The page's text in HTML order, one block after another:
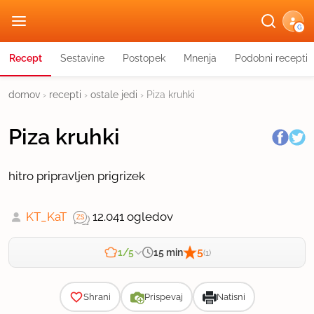
G
Recept Sestavine Postopek Mnenja Podobni recepti
domov › recepti › ostale jedi › Piza kruhki
Piza kruhki
hitro pripravljen prigrizek
KT_KaT 12.041 ogledov
1/5 15 min 5(1)
Shrani Prispevaj Natisni